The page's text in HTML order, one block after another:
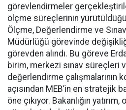
görevlendirmeler
ölçme süreçlerinin
Ölçme, Değerlendirme ve
Müdürlüğü görevinde
görevden alındı. Bu göreve
birim, merkezi sınav süreçleri
değerlendirme çalışmalarının
açısından MEB’in en stratejik
öne çıkıyor. Bakanlığın yatırım,